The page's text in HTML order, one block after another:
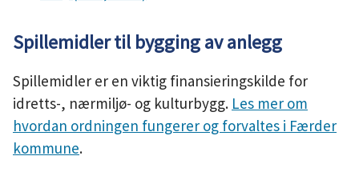
Spillemidler til bygging av anlegg
Spillemidler er en viktig finansieringskilde for
idretts-, nærmiljø- og kulturbygg. Les mer om
hvordan ordningen fungerer og forvaltes i Færder
kommune.